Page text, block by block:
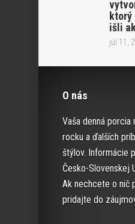
ktorý
išli
júl 11,
O nás
Vaša denná porcia
rocku a ďalších
štýlov. Informácie
Česko-Slovenskej
Ak nechcete o nič
pridajte do